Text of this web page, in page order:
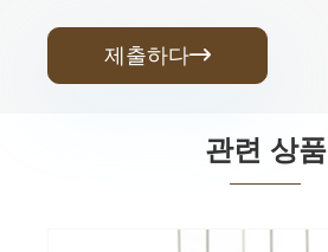
제출하다
관련 상품